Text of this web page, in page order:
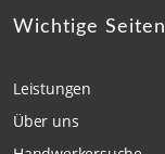
Wichtige Seiten
Leistungen
Über uns